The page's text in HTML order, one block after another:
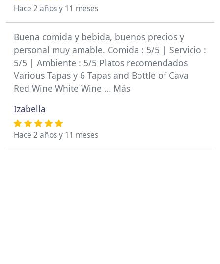
Hace 2 años y 11 meses
Buena comida y bebida, buenos precios y
personal muy amable. Comida : 5/5 | Servicio :
5/5 | Ambiente : 5/5 Platos recomendados
Various Tapas y 6 Tapas and Bottle of Cava
Red Wine White Wine … Más
Izabella
Hace 2 años y 11 meses